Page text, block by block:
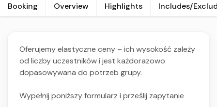
Booking Overview Highlights Includes/
Oferujemy elastyczne ceny – ich wysokość zależy
od liczby uczestników i jest każdorazowo
dopasowywana do potrzeb grupy.
Wypełnij poniższy formularz i prześlij zapytanie